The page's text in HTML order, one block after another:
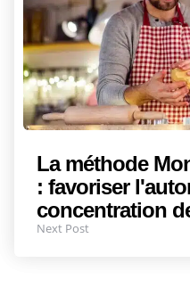
La méthode
: favoriser
concentration
Next Post